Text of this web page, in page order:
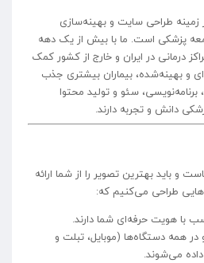
طراحی سایت و بهینه‌سازی
پزشکی است. ما با بیش از یک دهه
درمانی در ایران و خارج از کشور کمک
و بهینه‌شده، بیماران بیشتری جذب
سئو و تولید محتوا
دانش و تجربه دارند.
و باید بهترین تصویر را از شما ارائه
طراحی می‌کنیم که:
با هویت حرفه‌ای شما دارند.
همه دستگاه‌ها (موبایل، تبلت و
می‌شوند.